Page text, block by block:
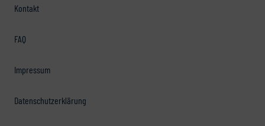
Kontakt
FAQ
Impressum
Datenschutzerklärung